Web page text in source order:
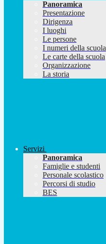
Panoramica
Presentazione
Dirigenza
I luoghi
Le persone
I numeri della scuola
Le carte della scuola
Organizzazione
La storia
Servizi
Panoramica
Famiglie e studenti
Personale scolastico
Percorsi di studio
BES